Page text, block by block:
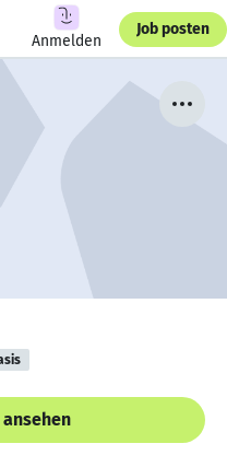
Anmelden
Job posten